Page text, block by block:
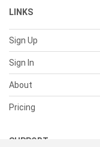
LINKS
Sign Up
Sign In
About
Pricing
SUPPORT